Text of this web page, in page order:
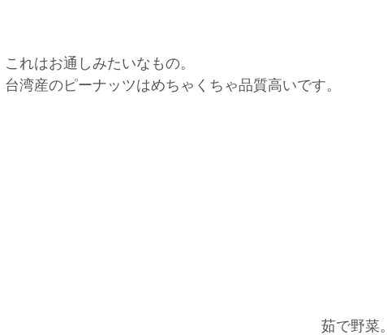
これはお通しみたいなもの。
台湾産のピーナッツはめちゃくちゃ品質高いです。
茹で野菜。